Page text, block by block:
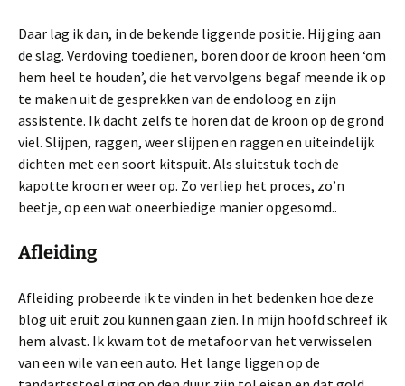
Daar lag ik dan, in de bekende liggende positie. Hij ging aan
de slag. Verdoving toedienen, boren door de kroon heen ‘om
hem heel te houden’, die het vervolgens begaf meende ik op
te maken uit de gesprekken van de endoloog en zijn
assistente. Ik dacht zelfs te horen dat de kroon op de grond
viel. Slijpen, raggen, weer slijpen en raggen en uiteindelijk
dichten met een soort kitspuit. Als sluitstuk toch de
kapotte kroon er weer op. Zo verliep het proces, zo’n
beetje, op een wat oneerbiedige manier opgesomd..
Afleiding
Afleiding probeerde ik te vinden in het bedenken hoe deze
blog uit eruit zou kunnen gaan zien. In mijn hoofd schreef ik
hem alvast. Ik kwam tot de metafoor van het verwisselen
van een wile van een auto. Het lange liggen op de